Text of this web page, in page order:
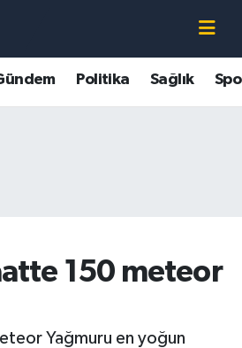
Politika Sağlık
150 meteor
Yağmuru en yoğun
ve Fikstür